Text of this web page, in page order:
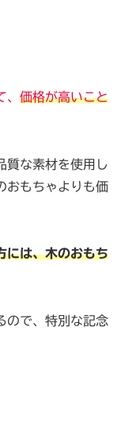
価格が高いこと
質な素材を使用し
おもちゃよりも価
には、木のおもち
ので、特別な記念